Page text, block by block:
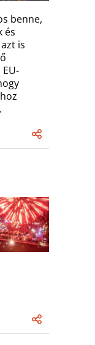
benne,
és
is